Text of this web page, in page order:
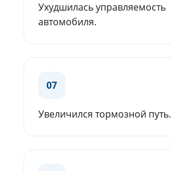
Ухудшилась управляемость
автомобиля.
07
Увеличился тормозной путь.